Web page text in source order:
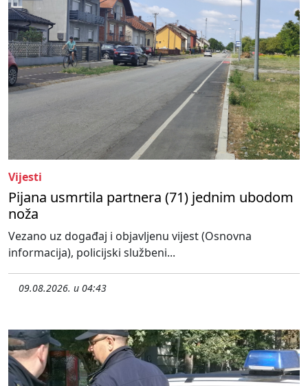
Vijesti
Pijana usmrtila partnera (71) jednim ubodom
noža
Vezano uz događaj i objavljenu vijest (Osnovna
informacija), policijski službeni...
09.08.2026. u 04:43